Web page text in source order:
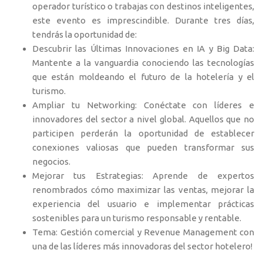
operador turístico o trabajas con destinos inteligentes,
este evento es imprescindible. Durante tres días,
tendrás la oportunidad de:
Descubrir las Últimas Innovaciones en IA y Big Data:
Mantente a la vanguardia conociendo las tecnologías
que están moldeando el futuro de la hotelería y el
turismo.
Ampliar tu Networking: Conéctate con líderes e
innovadores del sector a nivel global. Aquellos que no
participen perderán la oportunidad de establecer
conexiones valiosas que pueden transformar sus
negocios.
Mejorar tus Estrategias: Aprende de expertos
renombrados cómo maximizar las ventas, mejorar la
experiencia del usuario e implementar prácticas
sostenibles para un turismo responsable y rentable.
Tema: Gestión comercial y Revenue Management con
una de las líderes más innovadoras del sector hotelero!